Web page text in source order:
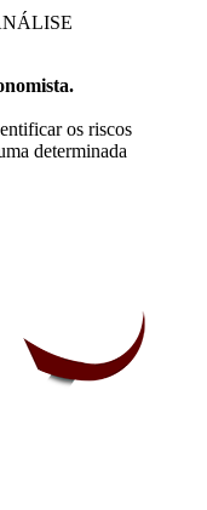
os riscos
determinada